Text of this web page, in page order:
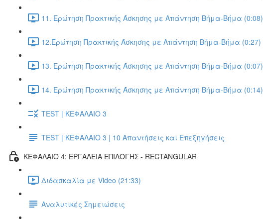
11. Ερώτηση Πρακτικής Άσκησης με Απάντηση Βήμα-Βήμα (0:08)
12.Ερώτηση Πρακτικής Άσκησης με Απάντηση Βήμα-Βήμα (0:27)
13. Ερώτηση Πρακτικής Άσκησης με Απάντηση Βήμα-Βήμα (0:07)
14. Ερώτηση Πρακτικής Άσκησης με Απάντηση Βήμα-Βήμα (0:14)
TEST | ΚΕΦΑΛΑΙΟ 3
TEST | ΚΕΦΑΛΑΙΟ 3 | 10 Απαντήσεις και Επεξηγήσεις
ΚΕΦΑΛΑΙΟ 4: ΕΡΓΑΛΕΙΑ ΕΠΙΛΟΓΗΣ - RECTANGULAR
Διδασκαλία με Video (21:33)
Αναλυτικές Σημειώσεις